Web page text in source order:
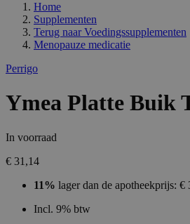
Home
Supplementen
Terug naar Voedingssupplementen
Menopauze medicatie
Perrigo
Ymea Platte Buik
In voorraad
€ 31,14
11% lager dan de apotheekprijs: €
Incl. 9% btw